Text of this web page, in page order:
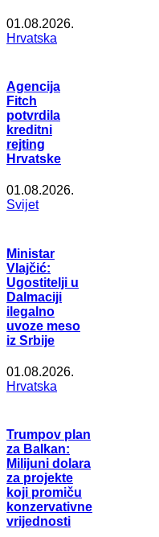
01.08.2026.
Hrvatska
Agencija
Fitch
potvrdila
kreditni
rejting
Hrvatske
01.08.2026.
Svijet
Ministar
Vlajčić:
Ugostitelji u
Dalmaciji
ilegalno
uvoze meso
iz Srbije
01.08.2026.
Hrvatska
Trumpov plan
za Balkan:
Milijuni dolara
za projekte
koji promiču
konzervativne
vrijednosti